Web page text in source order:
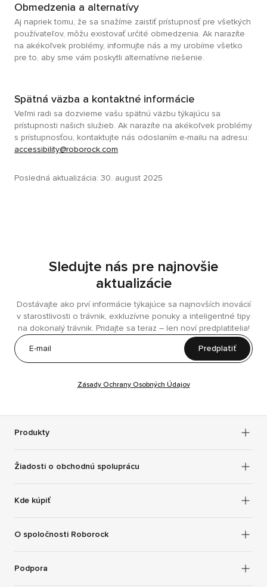
Obmedzenia a alternatívy
Aj napriek tomu, že sa snažíme zaistiť prístupnosť pre všetkých
používateľov, môžu existovať určité obmedzenia. Ak narazíte
na akékoľvek problémy, informujte nás a my urobíme všetko
pre to, aby sme vám poskytli alternatívne riešenie.
Spätná väzba a kontaktné informácie
Veľmi radi sa dozvieme vašu spätnú väzbu týkajúcu sa
prístupnosti našich služieb. Ak narazíte na akékoľvek problémy
s prístupnosťou, kontaktujte nás odoslaním e-mailu na adresu:
accessibility@roborock.com
Posledná aktualizácia: 30. august 2025
Sledujte nás pre najnovšie
aktualizácie
Dostávajte ako prví informácie týkajúce sa najnovších inovácií
v starostlivosti o trávnik, exkluzívne ponuky a inteligentné tipy
na dokonalý trávnik. Pridajte sa teraz – len noví predplatitelia!
Predplatiť
Zásady Ochrany Osobných Údajov
Produkty
Žiadosti o obchodnú spoluprácu
Kde kúpiť
O spoločnosti Roborock
Podpora